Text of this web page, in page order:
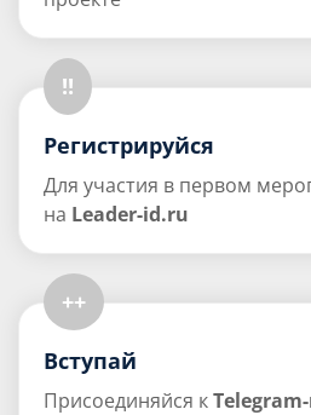
!!
Регистрируйся
Для участия в первом
на Leader-id.ru
++
Вступай
Присоединяйся к